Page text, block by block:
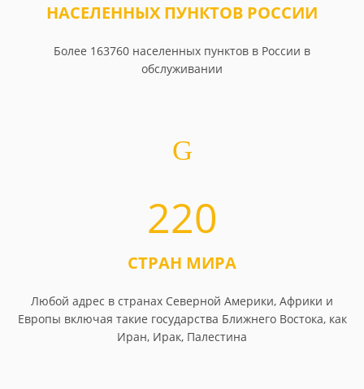
НАСЕЛЕННЫХ ПУНКТОВ РОССИИ
Более 163760 населенных пунктов в России в
обслуживании
220
СТРАН МИРА
Любой адрес в странах Северной Америки, Африки и
Европы включая такие государства Ближнего Востока, как
Иран, Ирак, Палестина